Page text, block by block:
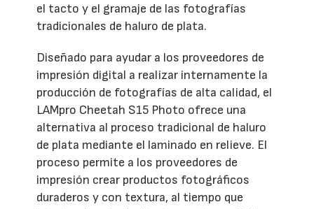
el tacto y el gramaje de las fotografías
tradicionales de haluro de plata.
Diseñado para ayudar a los proveedores de
impresión digital a realizar internamente la
producción de fotografías de alta calidad, el
LAMpro Cheetah S15 Photo ofrece una
alternativa al proceso tradicional de haluro
de plata mediante el laminado en relieve. El
proceso permite a los proveedores de
impresión crear productos fotográficos
duraderos y con textura, al tiempo que